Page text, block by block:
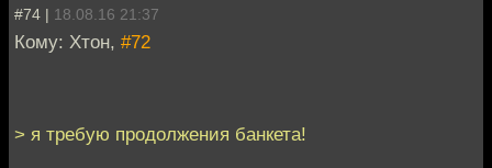
#74 | 18.08.16 21:37
Кому: Хтон, #72
> я требую продолжения банкета!